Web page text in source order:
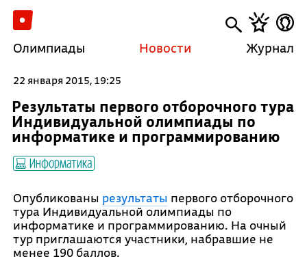
Олимпиады Новости Журнал
22 января 2015, 19:25
Результаты первого отборочного тура
Индивидуальной олимпиады по
информатике и программированию
Информатика
Опубликованы результаты первого отборочного
тура Индивидуальной олимпиады по
информатике и программированию. На очный
тур приглашаются участники, набравшие не
менее 190 баллов.